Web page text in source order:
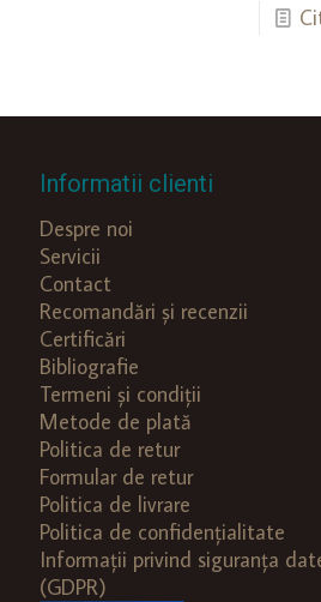
Informatii clienti
Despre noi
Servicii
Contact
Recomandări și recenzii
Certificări
Bibliografie
Termeni și condiții
Metode de plată
Politica de retur
Formular de retur
Politica de livrare
Politica de confidențialitate
Informații privind siguranța
(GDPR)